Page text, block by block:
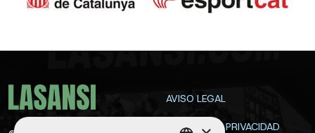
AVISO LEGAL
POLÍTICA DE PRIVACIDAD